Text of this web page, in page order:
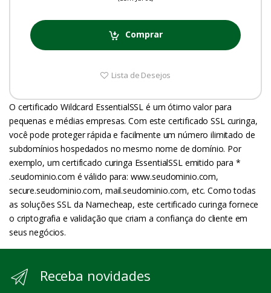
Comprar
Lista de Desejos
O certificado Wildcard EssentialSSL é um ótimo valor para
pequenas e médias empresas. Com este certificado SSL curinga,
você pode proteger rápida e facilmente um número ilimitado de
subdomínios hospedados no mesmo nome de domínio. Por
exemplo, um certificado curinga EssentialSSL emitido para *
.seudominio.com é válido para: www.seudominio.com,
secure.seudominio.com, mail.seudominio.com, etc. Como todas
as soluções SSL da Namecheap, este certificado curinga fornece
o criptografia e validação que criam a confiança do cliente em
seus negócios.
Receba novidades